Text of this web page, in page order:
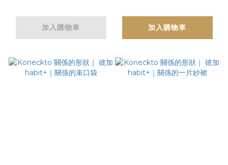
加入購物車 加入購物車